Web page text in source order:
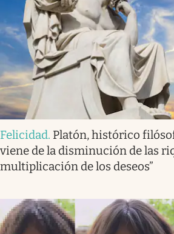
Felicidad. Platón, histórico
viene de la disminución de las
multiplicación de los deseos”